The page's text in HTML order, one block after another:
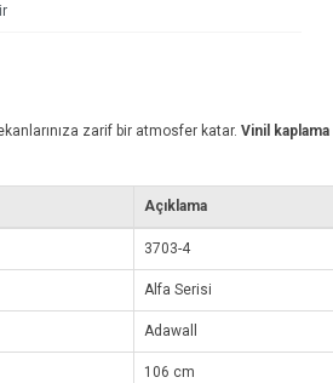
zarif bir atmosfer katar. Vinil kaplama
Açıklama
3703-4
Alfa Serisi
Adawall
106 cm